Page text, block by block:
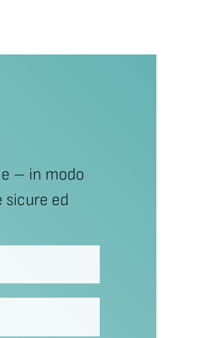
– in modo
sicure ed